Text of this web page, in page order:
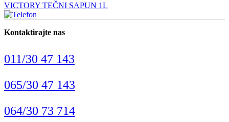
VICTORY TEČNI SAPUN 1L
Kontaktirajte nas
011/30 47 143
065/30 47 143
064/30 73 714